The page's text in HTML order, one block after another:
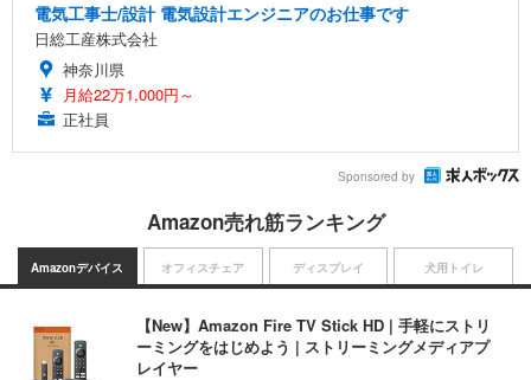
電気工事士/設計 電気設計エンジニアのお仕事です
日総工産株式会社
神奈川県
月給22万1,000円～
正社員
Sponsored by
Amazon売れ筋ランキング
Amazonデバイス
【New】Amazon Fire TV Stick HD | 手軽にストリ
ーミングをはじめよう | ストリーミングメディアプ
レイヤー
オフィスチェア ディスプレイ 犬用トイレ